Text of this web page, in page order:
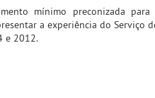
mínimo preconizada
a experiência do Serviço
e 2012.